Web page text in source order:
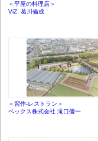
＜平屋の料理店＞
ViZ. 葛川倫成
＜習作-レストラン＞
ベックス株式会社 滝口優一